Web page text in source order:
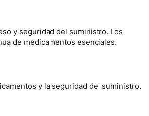
y seguridad del suministro. Los
de medicamentos esenciales.
y la seguridad del suministro.